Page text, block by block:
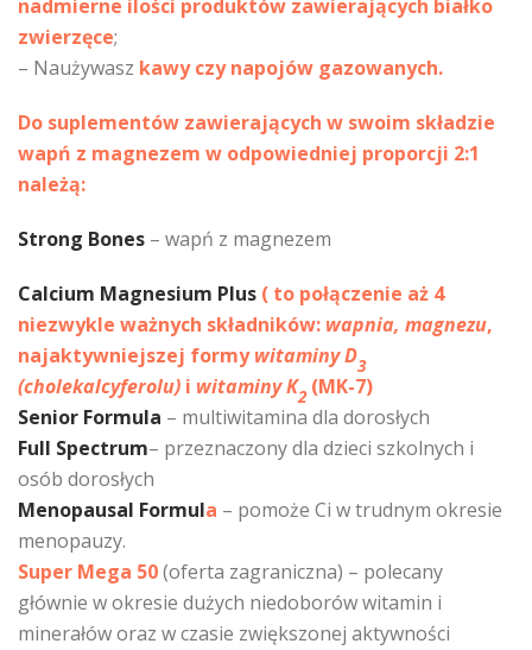
nadmierne ilości produktów zawierających białko
zwierzęce;
– Naużywasz kawy czy napojów gazowanych.
Do suplementów zawierających w swoim składzie
wapń z magnezem w odpowiedniej proporcji 2:1
należą:
Strong Bones – wapń z magnezem
Calcium Magnesium Plus ( to połączenie aż 4
niezwykle ważnych składników: wapnia, magnezu,
najaktywniejszej formywitaminy D3
(cholekalcyferolu) i witaminy K2 (MK-7)
Senior Formula – multiwitamina dla dorosłych
Full Spectrum– przeznaczony dla dzieci szkolnych i
osób dorosłych
Menopausal Formula – pomoże Ci w trudnym okresie
menopauzy.
Super Mega 50(oferta zagraniczna) – polecany
głównie w okresie dużych niedoborów witamin i
minerałów oraz w czasie zwiększonej aktywności